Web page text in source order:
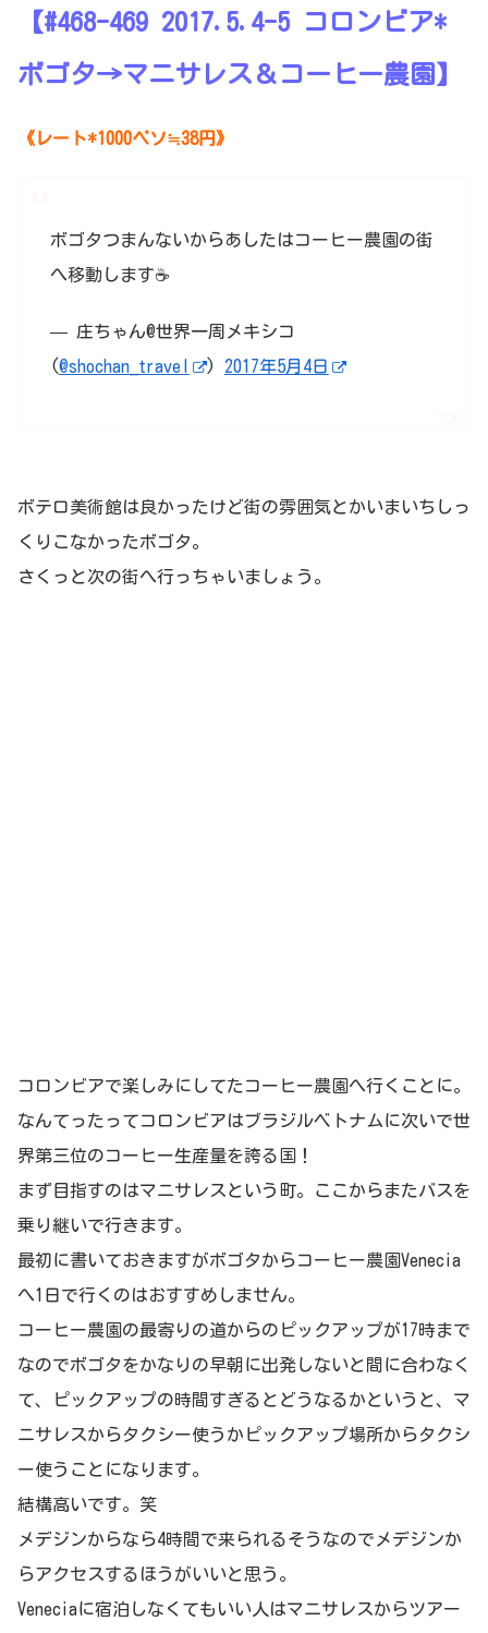
【#468-469 2017.5.4-5 コロンビア*
ボゴタ→マニサレス＆コーヒー農園】
《レート*1000ペソ≒38円》
ボゴタつまんないからあしたはコーヒー農園の街
へ移動します☕
— 庄ちゃん@世界一周メキシコ
(@shochan_travel ) 2017年5月4日
ボテロ美術館は良かったけど街の雰囲気とかいまいちしっ
くりこなかったボゴタ。
さくっと次の街へ行っちゃいましょう。
コロンビアで楽しみにしてたコーヒー農園へ行くことに。
なんてったってコロンビアはブラジルベトナムに次いで世
界第三位のコーヒー生産量を誇る国！
まず目指すのはマニサレスという町。ここからまたバスを
乗り継いで行きます。
最初に書いておきますがボゴタからコーヒー農園Venecia
へ1日で行くのはおすすめしません。
コーヒー農園の最寄りの道からのピックアップが17時まで
なのでボゴタをかなりの早朝に出発しないと間に合わなく
て、ピックアップの時間すぎるとどうなるかというと、マ
ニサレスからタクシー使うかピックアップ場所からタクシ
ー使うことになります。
結構高いです。笑
メデジンからなら4時間で来られるそうなのでメデジンか
らアクセスするほうがいいと思う。
Veneciaに宿泊しなくてもいい人はマニサレスからツアー